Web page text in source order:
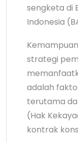
sengketa di
Indonesia
strategi
adalah
terutama
(Hak
kontrak